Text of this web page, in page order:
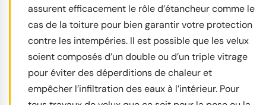
assurent efficacement le rôle d’étancheur comme le
cas de la toiture pour bien garantir votre protection
contre les intempéries. Il est possible que les velux
soient composés d’un double ou d’un triple vitrage
pour éviter des déperditions de chaleur et
empêcher l’infiltration des eaux à l’intérieur. Pour